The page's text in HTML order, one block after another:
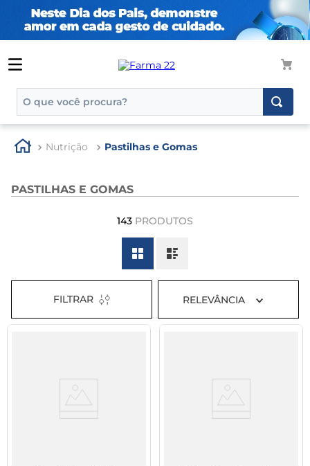
TERMOS MAIS BUSCADOS
1º
tadalafila
3º
generico
dipirona
8º
tadalafila 5mg
Nutrição Pastilhas e Gomas
PASTILHAS E GOMAS
143 PRODUTOS
FILTRAR RELEVÂNCIA